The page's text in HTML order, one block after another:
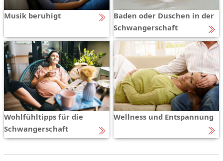
Musik beruhigt
Baden oder Duschen in der
Schwangerschaft
Wohlfühltipps für die
Schwangerschaft
Wellness und Entspannung